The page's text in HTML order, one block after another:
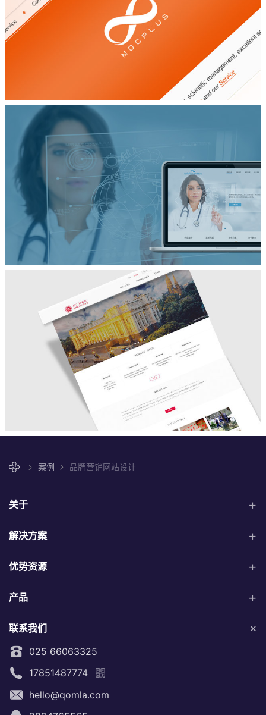
Mdcplus
品牌宣传网站设计
Larkson Health
品牌宣传网站设计
品牌宣传网站设计
案例 品牌营销网站设计
关于
解决方案
优势资源
产品
联系我们
025 66063325
17851487774
hello@qomla.com